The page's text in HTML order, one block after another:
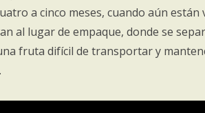
a cinco meses, cuando aún
al lugar de empaque, donde se
fruta difícil de transportar y